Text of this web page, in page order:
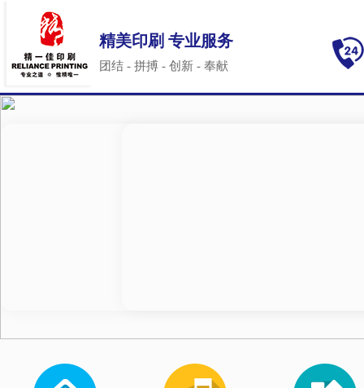
精美印刷 专业服务
团结 - 拼搏 - 创新 - 奉献